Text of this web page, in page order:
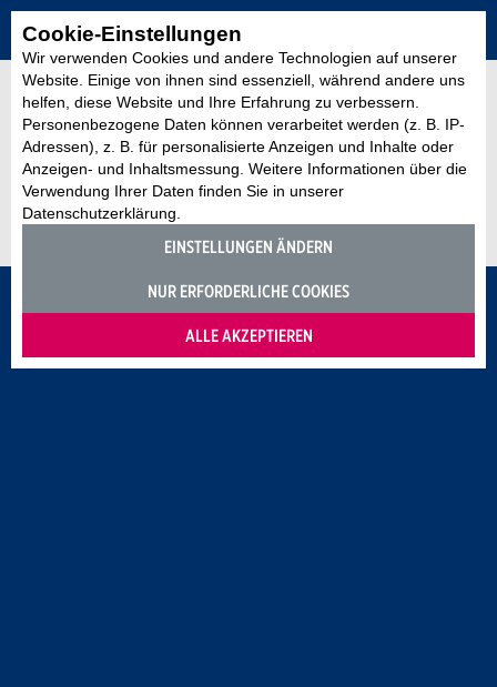
Cookie-Einstellungen
Wir verwenden Cookies und andere Technologien auf unserer
Website. Einige von ihnen sind essenziell, während andere uns
helfen, diese Website und Ihre Erfahrung zu verbessern.
Personenbezogene Daten können verarbeitet werden (z. B. IP-
Adressen), z. B. für personalisierte Anzeigen und Inhalte oder
Anzeigen- und Inhaltsmessung. Weitere Informationen über die
Verwendung Ihrer Daten finden Sie in unserer
Datenschutzerklärung.
EINSTELLUNGEN ÄNDERN
NUR ERFORDERLICHE COOKIES
ALLE AKZEPTIEREN
Fehlermeldung
Verarbeitungsfehler
Die Verarbeitung wurde abgebrochen.